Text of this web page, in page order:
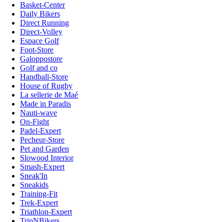
Basket-Center
Daily Bikers
Direct Running
Direct-Volley
Espace Golf
Foot-Store
Galoppostore
Golf and co
Handball-Store
House of Rugby
La sellerie de Maé
Made in Paradis
Nauti-wave
On-Fight
Padel-Expert
Pecheur-Store
Pet and Garden
Slowood Interior
Smash-Expert
Sneak'In
Sneakids
Training-Fit
Trek-Expert
Triathlon-Expert